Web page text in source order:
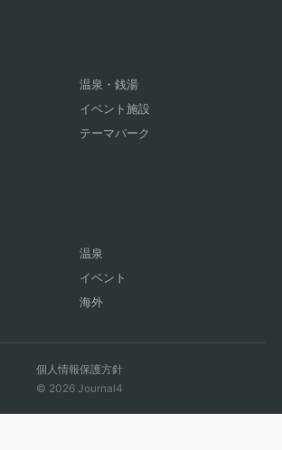
温泉・銭湯
イベント施設
テーマパーク
温泉
イベント
海外
個人情報保護方針
© 2026 Journal4